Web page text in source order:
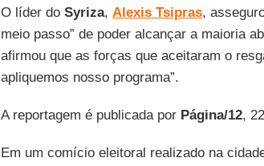
O líder do Syriza, Alexis Tsipras,
meio passo” de poder alcançar a maioria
afirmou que as forças que aceitaram o
apliquemos nosso programa”.
A reportagem é publicada por Página/12,
Em um comício eleitoral realizado na